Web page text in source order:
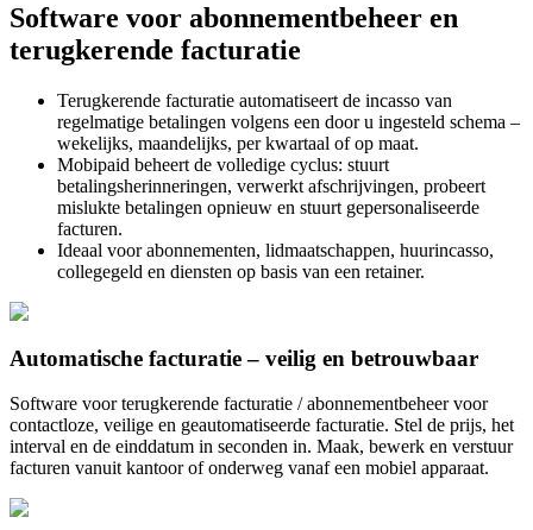
Software voor abonnementbeheer en
terugkerende facturatie
Terugkerende facturatie automatiseert de incasso van
regelmatige betalingen volgens een door u ingesteld schema –
wekelijks, maandelijks, per kwartaal of op maat.
Mobipaid beheert de volledige cyclus: stuurt
betalingsherinneringen, verwerkt afschrijvingen, probeert
mislukte betalingen opnieuw en stuurt gepersonaliseerde
facturen.
Ideaal voor abonnementen, lidmaatschappen, huurincasso,
collegegeld en diensten op basis van een retainer.
Automatische facturatie – veilig en betrouwbaar
Software voor terugkerende facturatie / abonnementbeheer voor
contactloze, veilige en geautomatiseerde facturatie. Stel de prijs, het
interval en de einddatum in seconden in. Maak, bewerk en verstuur
facturen vanuit kantoor of onderweg vanaf een mobiel apparaat.